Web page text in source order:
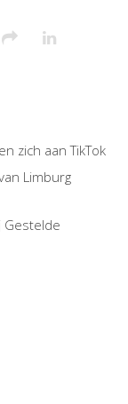
zich aan TikTok
Limburg
Gestelde